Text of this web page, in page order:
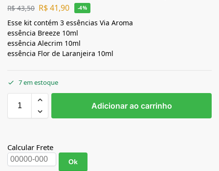
R$43,50 R$41,90 -4%
Esse kit contém 3 essências Via Aroma
essência Breeze 10ml
essência Alecrim 10ml
essência Flor de Laranjeira 10ml
7 em estoque
Adicionar ao carrinho
Calcular Frete
Ok